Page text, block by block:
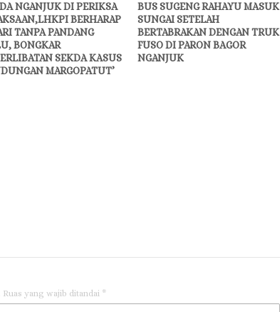
NGANJUK DI PERIKSA
BERHARAP
TANPA PANDANG
BONGKAR
SEKDA KASUS
MARGOPATUT’
BUS SUGENG RAHAYU MASUK
SUNGAI SETELAH
BERTABRAKAN DENGAN TRUK
FUSO DI PARON BAGOR
NGANJUK
Ruas yang wajib ditandai *